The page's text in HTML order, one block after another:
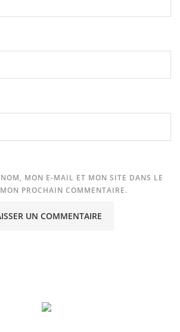
MON E-MAIL ET MON SITE DANS LE
PROCHAIN COMMENTAIRE.